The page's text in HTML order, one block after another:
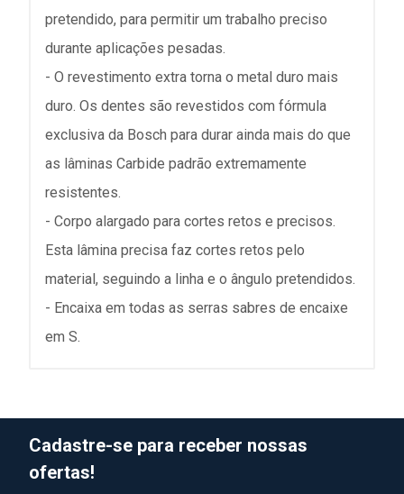
pretendido, para permitir um trabalho preciso
durante aplicações pesadas.
- O revestimento extra torna o metal duro mais
duro. Os dentes são revestidos com fórmula
exclusiva da Bosch para durar ainda mais do que
as lâminas Carbide padrão extremamente
resistentes.
- Corpo alargado para cortes retos e precisos.
Esta lâmina precisa faz cortes retos pelo
material, seguindo a linha e o ângulo pretendidos.
- Encaixa em todas as serras sabres de encaixe
em S.
Cadastre-se para receber nossas
ofertas!